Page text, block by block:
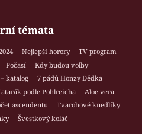
témata
Nejlepší horory
TV program
Počasí
Kdy budou volby
katalog
7 pádů Honzy Dědka
podle Pohlreicha
Aloe vera
ascendentu
Tvarohové knedlíky
Švestkový koláč